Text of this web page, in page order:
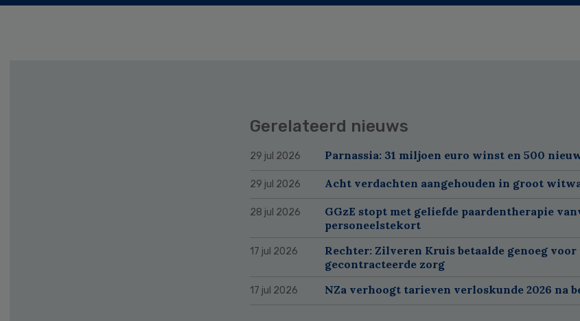
Gerelateerd nieuws
29 jul 2026 Parnassia: 31 miljoen euro winst en 500
29 jul 2026 Acht verdachten aangehouden in groot
28 jul 2026
GGzE stopt met geliefde paardentherapie
personeelstekort
17 jul 2026
Rechter: Zilveren Kruis betaalde genoeg
gecontracteerde zorg
17 jul 2026 NZa verhoogt tarieven verloskunde 2026 na